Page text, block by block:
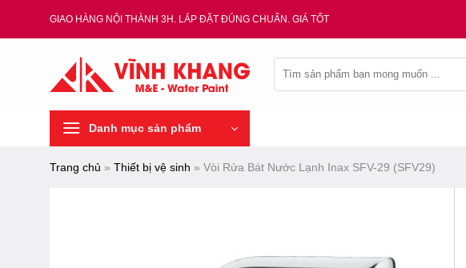
GIAO HÀNG NỘI THÀNH 3H. LẮP ĐẶT ĐÚNG CHUẨN. GIÁ TỐT
kiếm:
Danh mục sản phẩm
Trang chủ » Thiết bị vệ sinh » Vòi Rửa Bát Nước Lạnh Inax SFV-29 (SFV29)